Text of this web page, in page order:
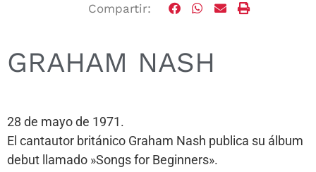
Compartir:
GRAHAM NASH
28 de mayo de 1971.
El cantautor británico Graham Nash publica su álbum
debut llamado »Songs for Beginners».